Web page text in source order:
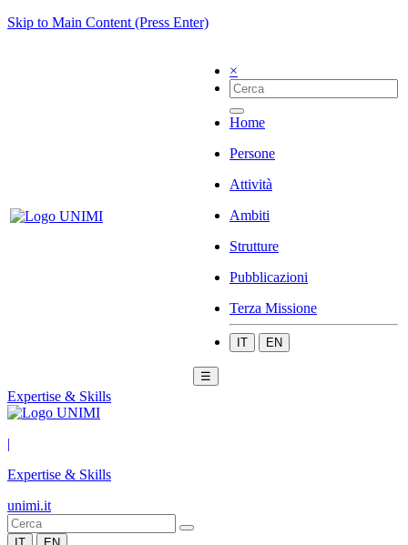
Skip to Main Content (Press Enter)
×
Home
Persone
Attività
Ambiti
Strutture
Pubblicazioni
Terza Missione
IT EN
☰
Expertise & Skills
|
Expertise & Skills
unimi.it